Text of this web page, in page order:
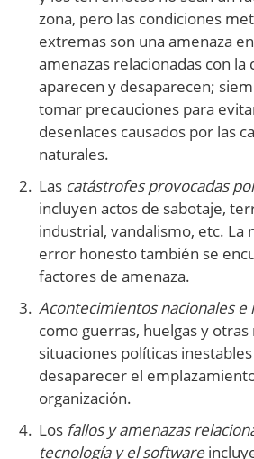
zona, pero las condiciones
extremas son una amenaza
amenazas relacionadas con la
aparecen y desaparecen;
tomar precauciones para
desenlaces causados por las
naturales.
Las catástrofes provocadas
incluyen actos de sabotaje,
industrial, vandalismo, etc. La
error honesto también se
factores de amenaza.
Acontecimientos nacionales e
como guerras, huelgas y
situaciones políticas
desaparecer el
organización.
Los fallos y amenazas
tecnología y el software